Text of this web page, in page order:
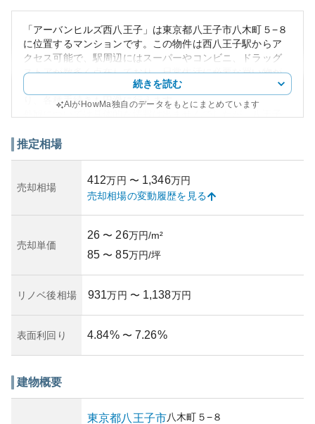
「アーバンヒルズ西八王子」は東京都八王子市八木町５−８
に位置するマンションです。この物件は西八王子駅からア
クセス可能で、駅周辺にはスーパーやコンビニ、ドラッグ
ストアが数多く点在しており、日常生活に必要な買い物が
非常に便利です。また、銀行や郵便局も近隣に位置してお
り、各種手続きも円滑に行えます。
ら、アーバンヒルズ西八王子もそれに準じたデザインであ
いると思われます。
一方で、所有リスクについて考えると、八王子市は地震の
リスクが皆無ではないため、その対策が物件を選ぶ際の考
しての下落リスクや今後の修繕費用についても十分に評価
を行う時期に差しかかっているかもしれません。その具体
続きを読む
AIがHowMa独自のデータをもとにまとめています
推定相場
売却相場
412万円 〜 1,346万円
売却相場の変動履歴を見る
売却単価
26 〜 26万円/m²
85 〜 85万円/坪
リノベ後相場 931万円 〜 1,138万円
表面利回り 4.84% 〜 7.26%
建物概要
東京都八王子市八木町 ５−８